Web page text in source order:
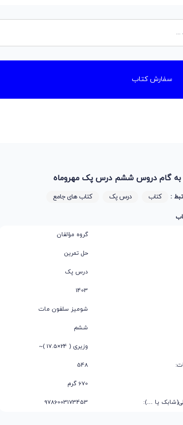
سفارش کتاب
به گام دروس ششم درس پک مهروماه
: کتاب درس پک کتاب های جامع
گروه مؤلفان
حل تمرین
درس پک
1403
شومیز سلفون مات
ششم
وزیری ( 24×17.5 )~
548
670 گرم
یا …): 9786003173453